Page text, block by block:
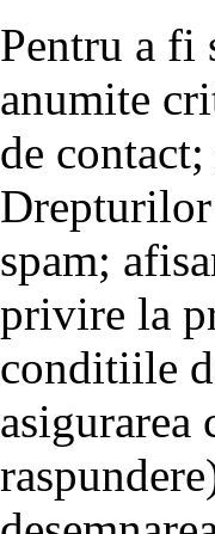
Pentru a fi
anumite
de
spam;
privire la
conditiile